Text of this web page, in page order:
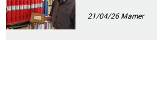
21/04/26Mamer